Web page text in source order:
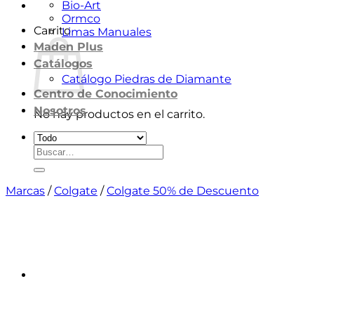
Carrito
No hay productos en el carrito.
Volver a la tienda
Bio-Art
Ormco
Limas Manuales
Maden Plus
Catálogos
Catálogo Piedras de Diamante
Centro de Conocimiento
Nosotros
Buscar
por:
Marcas / Colgate / Colgate 50% de Descuento